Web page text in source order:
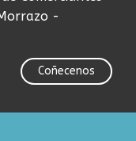
-
Coñecenos